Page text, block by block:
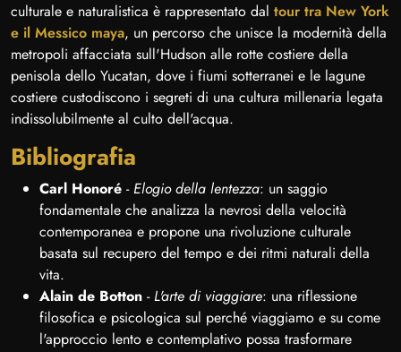
culturale e naturalistica è rappresentato dal tour tra New York
e il Messico maya, un percorso che unisce la modernità della
metropoli affacciata sull'Hudson alle rotte costiere della
penisola dello Yucatan, dove i fiumi sotterranei e le lagune
costiere custodiscono i segreti di una cultura millenaria legata
indissolubilmente al culto dell'acqua.
Bibliografia
Carl Honoré -Elogio della lentezza: un saggio
fondamentale che analizza la nevrosi della velocità
contemporanea e propone una rivoluzione culturale
basata sul recupero del tempo e dei ritmi naturali della
vita.
Alain de Botton -L'arte di viaggiare: una riflessione
filosofica e psicologica sul perché viaggiamo e su come
l'approccio lento e contemplativo possa trasformare